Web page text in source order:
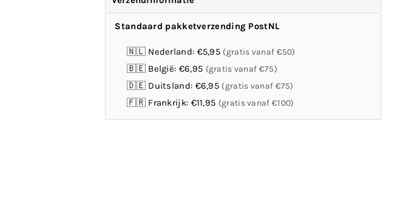
Standaard pakketverzending PostNL
🇳🇱 Nederland: €5,95 (gratis vanaf €50)
🇧🇪 België: €6,95 (gratis vanaf €75)
🇩🇪 Duitsland: €6,95 (gratis vanaf €75)
🇫🇷 Frankrijk: €11,95 (gratis vanaf €100)